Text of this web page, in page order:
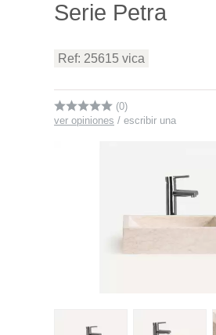
Serie Petra
Ref: 25615 vica
(0)
ver opiniones / escribir una